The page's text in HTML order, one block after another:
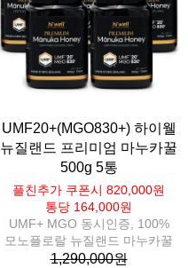
UMF20+(MGO830+) 하이웰
뉴질랜드 프리미엄 마누카꿀
500g 5통
플친추가 쿠폰시 820,000원
통당 164,000원
UMF+ MGO 동시인증, 100%
모노플로랄 뉴질랜드 마누카꿀
1,290,000원